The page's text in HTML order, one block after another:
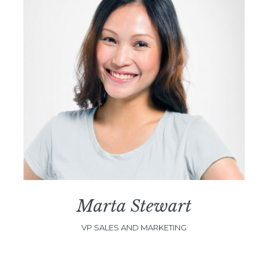
Marta Stewart
VP SALES AND MARKETING